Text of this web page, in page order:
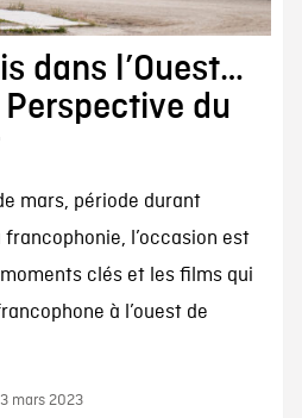
dans l’Ouest…
du
mars, période durant
l’occasion est
clés et les films qui
à l’ouest de
mars 2023